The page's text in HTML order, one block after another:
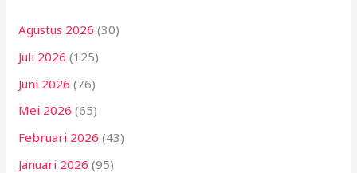
Agustus 2026 (30)
Juli 2026 (125)
Juni 2026 (76)
Mei 2026 (65)
Februari 2026 (43)
Januari 2026 (95)